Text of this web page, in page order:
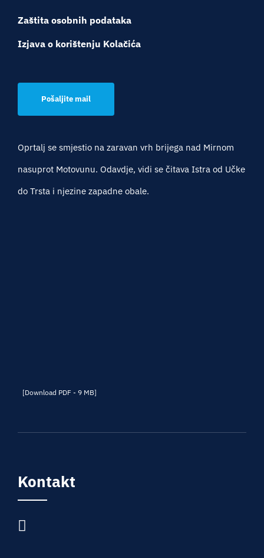
Zaštita osobnih podataka
Izjava o korištenju Kolačića
Pošaljite mail
Oprtalj se smjestio na zaravan vrh brijega nad Mirnom
nasuprot Motovunu. Odavdje, vidi se čitava Istra od Učke
do Trsta i njezine zapadne obale.
[Download PDF - 9 MB]
Kontakt